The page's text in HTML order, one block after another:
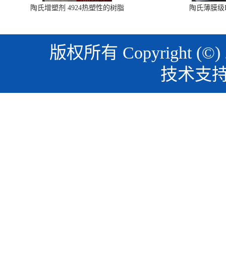
陶氏增塑剂 4924热塑性的树脂 陶氏薄膜级
版权所有 Copyright
技术支